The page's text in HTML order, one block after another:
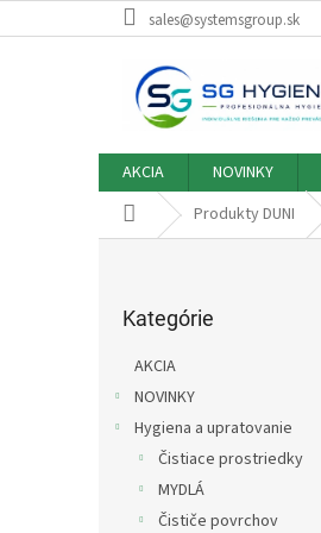
na
sales@systemsgroup.sk
AKCIA NOVINKY
DomovProdukty DUNI
kategórie
Kategórie
AKCIA
NOVINKY
Hygiena a upratovanie
Čistiace prostriedky
MYDLÁ
Čističe povrchov